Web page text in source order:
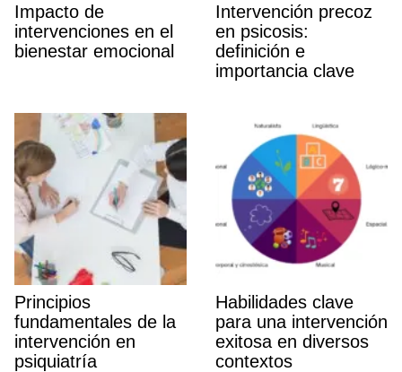
Impacto de
intervenciones en el
bienestar emocional
Intervención precoz
en psicosis:
definición e
importancia clave
Principios
fundamentales de la
intervención en
psiquiatrí­a
Habilidades clave
para una intervención
exitosa en diversos
contextos